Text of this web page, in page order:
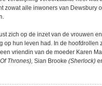
zowat alle inwoners van Dewsbury
zich op de inzet van de vrouwen
op hun leven had. In de hoofdrollen
vriendin van de moeder Karen
Thrones), Sian Brooke (Sherlock)